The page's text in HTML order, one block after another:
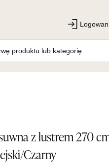
z lustrem 270
Czarny